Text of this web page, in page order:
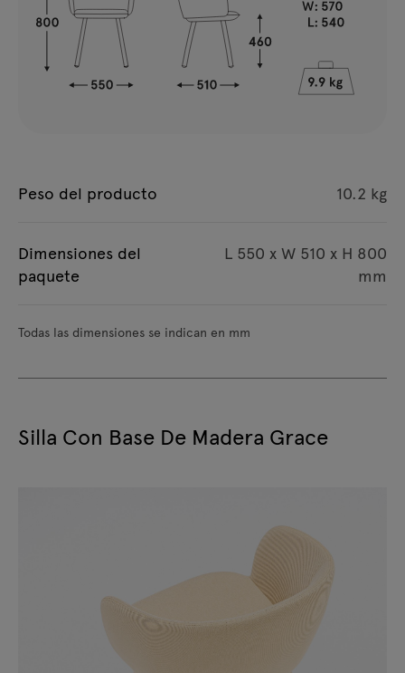
Peso del producto 10.2 kg
Dimensiones del
paquete
L 550 x W 510 x H 800
mm
Todas las dimensiones se indican en mm
Silla Con Base De Madera Grace